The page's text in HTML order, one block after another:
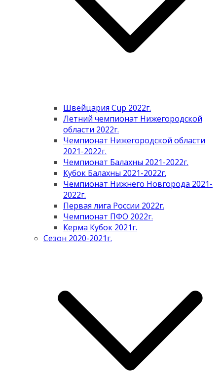
Швейцария Cup 2022г.
Летний чемпионат Нижегородской
области 2022г.
Чемпионат Нижегородской области
2021-2022г.
Чемпионат Балахны 2021-2022г.
Кубок Балахны 2021-2022г.
Чемпионат Нижнего Новгорода 2021-
2022г.
Первая лига России 2022г.
Чемпионат ПФО 2022г.
Керма Кубок 2021г.
Сезон 2020-2021г.